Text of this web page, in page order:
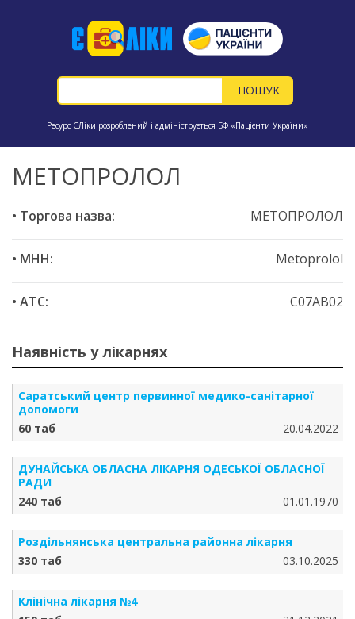
Ресурс ЄЛіки розроблений і адмініструється БФ «Пацієнти України»
МЕТОПРОЛОЛ
• Торгова назва: МЕТОПРОЛОЛ
• МНН: Metoprolol
• ATC: C07AB02
Наявність у лікарнях
Саратський центр первинної медико-санітарної
допомоги
60 таб
20.04.2022
ДУНАЙСЬКА ОБЛАСНА ЛІКАРНЯ ОДЕСЬКОЇ ОБЛАСНОЇ
РАДИ
240 таб
01.01.1970
Роздільнянська центральна районна лікарня
330 таб
03.10.2025
Клінічна лікарня №4